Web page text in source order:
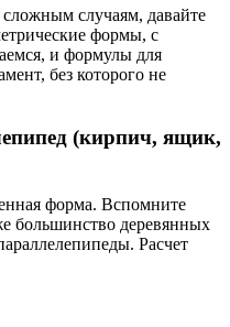
случаям, давайте
формы, с
и формулы для
без которого не
(кирпич, ящик,
форма. Вспомните
большинство деревянных
Расчет